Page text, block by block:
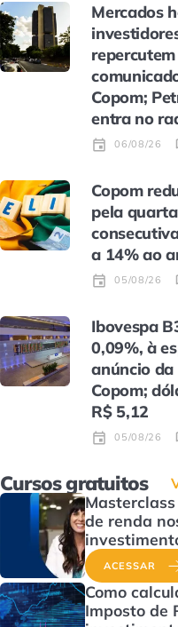
Mercados
repercutem
Copom;
entra no
06/08/26
Copom
pela
a 14% ao
05/08/26
Ibovespa
0,09%, à
anúncio da
Copom;
R$ 5,12
05/08/26
Cursos gratuitos
de renda
ACESSAR
Como
Imposto de